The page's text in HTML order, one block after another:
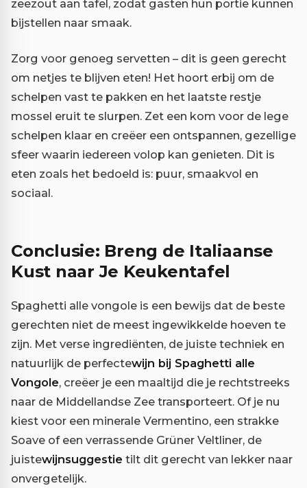
zeezout aan tafel, zodat gasten hun portie kunnen
bijstellen naar smaak.
Zorg voor genoeg servetten – dit is geen gerecht
om netjes te blijven eten! Het hoort erbij om de
schelpen vast te pakken en het laatste restje
mossel eruit te slurpen. Zet een kom voor de lege
schelpen klaar en creëer een ontspannen, gezellige
sfeer waarin iedereen volop kan genieten. Dit is
eten zoals het bedoeld is: puur, smaakvol en
sociaal.
Conclusie: Breng de Italiaanse
Kust naar Je Keukentafel
Spaghetti alle vongole is een bewijs dat de beste
gerechten niet de meest ingewikkelde hoeven te
zijn. Met verse ingrediënten, de juiste techniek en
natuurlijk de perfectewijn bij Spaghetti alle
Vongole, creëer je een maaltijd die je rechtstreeks
naar de Middellandse Zee transporteert. Of je nu
kiest voor een minerale Vermentino, een strakke
Soave of een verrassende Grüner Veltliner, de
juistewijnsuggestie tilt dit gerecht van lekker naar
onvergetelijk.